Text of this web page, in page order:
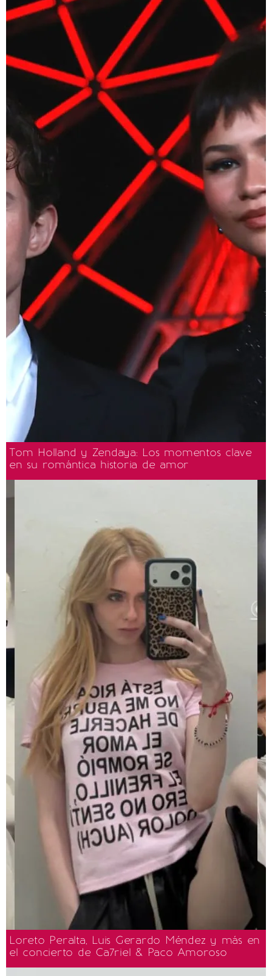
Tom Holland y Zendaya: Los momentos clave
en su romántica historia de amor
Loreto Peralta, Luis Gerardo Méndez y más en
el concierto de Ca7riel & Paco Amoroso